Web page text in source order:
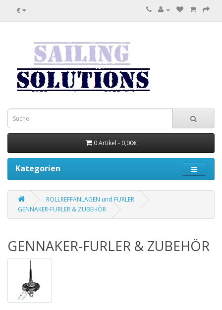
€
0 Artikel - 0,00€
Kategorien
ROLLREFFANLAGEN und FURLER
GENNAKER-FURLER & ZUBEHÖR
GENNAKER-FURLER & ZUBEHÖR